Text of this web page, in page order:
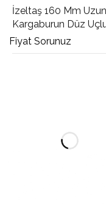
İzeltaş 160 Mm Uzun
Kargaburun Düz
Opak
Fiyat Sorunuz